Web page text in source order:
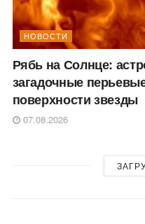
НОВОСТИ
Рябь на Солнце:
загадочные
поверхности звезды
07.08.2026